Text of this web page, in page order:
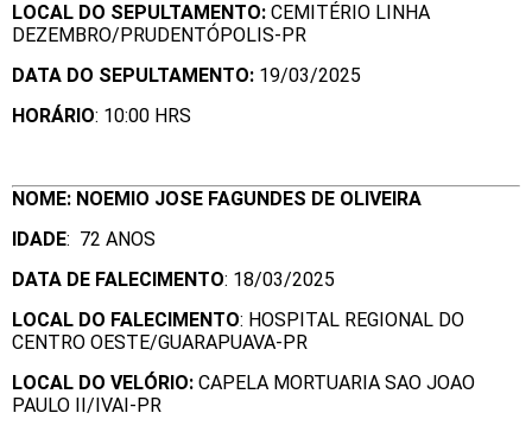
LOCAL DO SEPULTAMENTO: CEMITÉRIO LINHA
DEZEMBRO/PRUDENTÓPOLIS-PR
DATA DO SEPULTAMENTO: 19/03/2025
HORÁRIO: 10:00 HRS
NOME: NOEMIO JOSE FAGUNDES DE OLIVEIRA
IDADE: 72 ANOS
DATA DE FALECIMENTO: 18/03/2025
LOCAL DO FALECIMENTO: HOSPITAL REGIONAL DO
CENTRO OESTE/GUARAPUAVA-PR
LOCAL DO VELÓRIO: CAPELA MORTUARIA SAO JOAO
PAULO II/IVAI-PR